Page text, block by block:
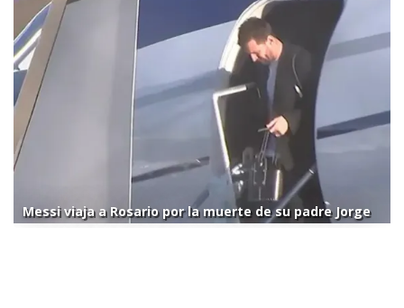
Messi viaja a Rosario por la muerte de su padre Jorge